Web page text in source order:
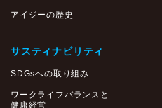
アイジーの歴史
サスティナビリティ
SDGsへの取り組み
ワークライフバランスと
健康経営